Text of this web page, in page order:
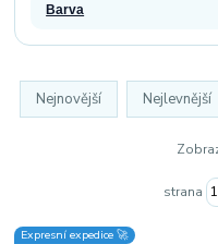
Barva
Nejnovější Nejlevnější
strana
Expresní expedice 🚀